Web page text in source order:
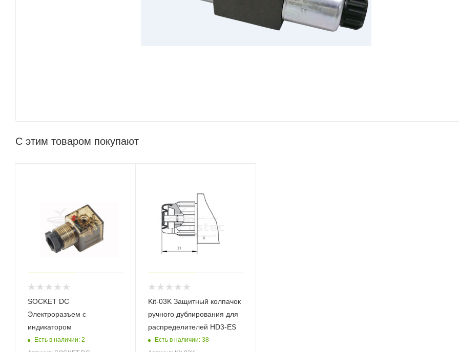
С этим товаром покупают
SOCKET DC
Электроразъем с
индикатором
Есть в наличии: 2
Kit-03K Защитный колпачок
ручного дублирования для
распределителей HD3-ES
Есть в наличии: 38